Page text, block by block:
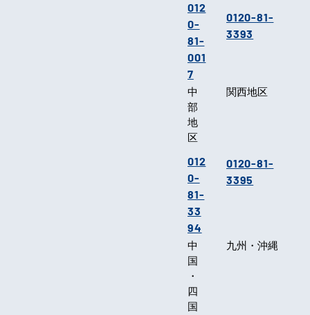
012
0-
81-
001
7
0120-81-
3393
中
部
地
区
012
0-
81-
33
94
関西地区
0120-81-
3395
中
国
・
四
国
九州・沖縄